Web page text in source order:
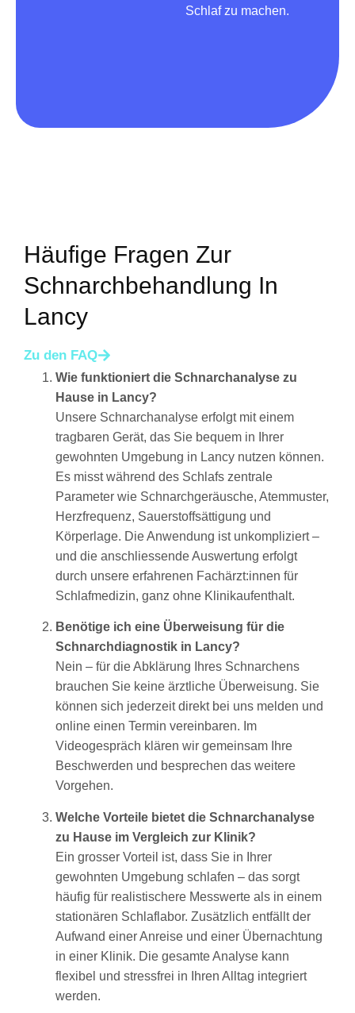
Schlaf zu machen.
Häufige Fragen Zur
Schnarchbehandlung In
Lancy
Zu den FAQ
Wie funktioniert die Schnarchanalyse zu
Hause in Lancy?
Unsere Schnarchanalyse erfolgt mit einem
tragbaren Gerät, das Sie bequem in Ihrer
gewohnten Umgebung in Lancy nutzen können.
Es misst während des Schlafs zentrale
Parameter wie Schnarchgeräusche, Atemmuster,
Herzfrequenz, Sauerstoffsättigung und
Körperlage. Die Anwendung ist unkompliziert –
und die anschliessende Auswertung erfolgt
durch unsere erfahrenen Fachärzt:innen für
Schlafmedizin, ganz ohne Klinikaufenthalt.
Benötige ich eine Überweisung für die
Schnarchdiagnostik in Lancy?
Nein – für die Abklärung Ihres Schnarchens
brauchen Sie keine ärztliche Überweisung. Sie
können sich jederzeit direkt bei uns melden und
online einen Termin vereinbaren. Im
Videogespräch klären wir gemeinsam Ihre
Beschwerden und besprechen das weitere
Vorgehen.
Welche Vorteile bietet die Schnarchanalyse
zu Hause im Vergleich zur Klinik?
Ein grosser Vorteil ist, dass Sie in Ihrer
gewohnten Umgebung schlafen – das sorgt
häufig für realistischere Messwerte als in einem
stationären Schlaflabor. Zusätzlich entfällt der
Aufwand einer Anreise und einer Übernachtung
in einer Klinik. Die gesamte Analyse kann
flexibel und stressfrei in Ihren Alltag integriert
werden.